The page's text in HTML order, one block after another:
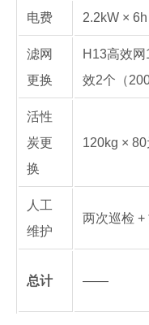
电费 2.2kW ×
滤网
更换
H13高效
效2个（
活性
炭更
换
120kg × 80
人工
维护
两次巡检 +
总计 ——